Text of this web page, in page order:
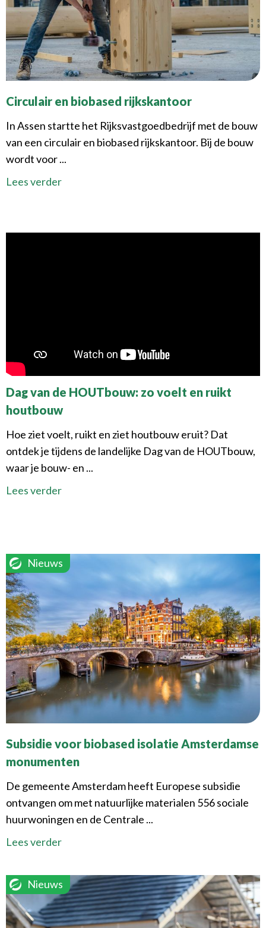
Circulair en biobased rijkskantoor
In Assen startte het Rijksvastgoedbedrijf met de bouw
van een circulair en biobased rijkskantoor. Bij de bouw
wordt voor ...
Lees verder
Dag van de HOUTbouw: zo voelt en ruikt
houtbouw
Hoe ziet voelt, ruikt en ziet houtbouw eruit? Dat
ontdek je tijdens de landelijke Dag van de HOUTbouw,
waar je bouw- en ...
Lees verder
Nieuws
Subsidie voor biobased isolatie Amsterdamse
monumenten
De gemeente Amsterdam heeft Europese subsidie
ontvangen om met natuurlijke materialen 556 sociale
huurwoningen en de Centrale ...
Lees verder
Nieuws